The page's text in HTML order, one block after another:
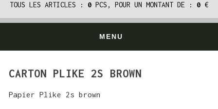
TOUS LES ARTICLES : 0 PCS, POUR UN MONTANT DE : 0 €
MENU
CARTON PLIKE 2S BROWN
Papier Plike 2s brown